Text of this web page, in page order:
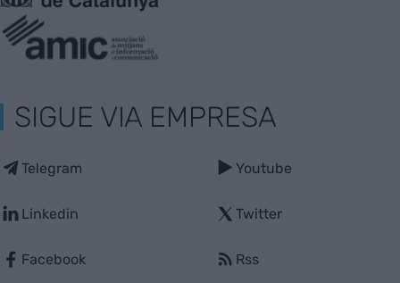
SIGUE VIA EMPRESA
Telegram
Linkedin
Facebook
Youtube
Twitter
Rss